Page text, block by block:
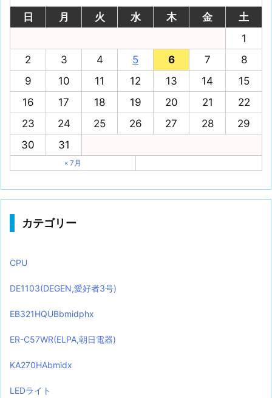
日
月 火 水 木 金
土
1
2
3 4 5 6 7
8
9
10 11 12 13 14
15
16
17 18 19 20 21
22
23
24 25 26 27 28
29
30
31
« 7月
カテゴリー
CPU
DE1103(DEGEN,愛好者3号)
EB321HQUBbmidphx
ER-C57WR(ELPA,朝日電器)
KA270HAbmidx
LEDライト